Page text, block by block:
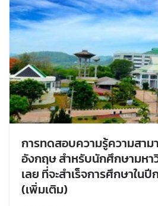
การทดสอบความรู้ความสาม
อังกฤษ สำหรับนักศึกษามหา
เลย ที่จะสำเร็จการศึกษาใน
(เพิ่มเติม)